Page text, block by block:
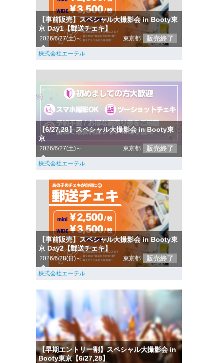
【事前販売】スペシャル大撮影会 in Booty東
京 Day1【郵送チェキ】
2026/6/27(土)～ 東京都 販売終了
株式会社エーテル
【6/27,28】スペシャル大撮影会 in Booty東
京
2026/6/27(土)～ 東京都 販売終了
株式会社エーテル
【事前販売】スペシャル大撮影会 in Booty東
京 Day2【郵送チェキ】
2026/6/28(日)～ 東京都 販売終了
株式会社エーテル
【早期エントリー割】スペシャル大撮影会 in
Booty東京【6/27,28】